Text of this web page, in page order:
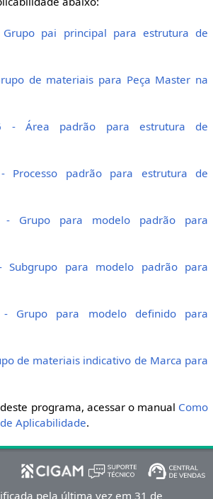
pai principal para estrutura de
de materiais para Peça Master na
- Área padrão para estrutura de
padrão para estrutura de
Grupo para modelo padrão para
para modelo padrão para
Grupo para modelo definido para
de materiais indicativo de Marca para
programa, acessar o manual Como
Aplicabilidade.
pela última vez em 31 de